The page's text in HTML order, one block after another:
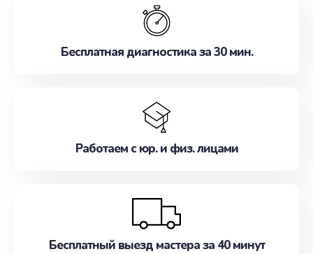
наилучшим образом. Не медлите записаться на
Бесплатная диагностика за 30 мин.
Работаем с юр. и физ. лицами
Бесплатный выезд мастера за 40 минут